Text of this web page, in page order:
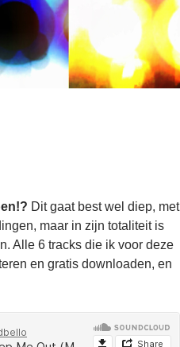
Dit gaat best wel diep, met
maar in zijn totaliteit is
Alle 6 tracks die ik voor deze
en gratis downloaden, en